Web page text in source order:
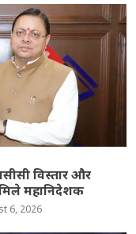
विस्तार और
महानिदेशक
6, 2026